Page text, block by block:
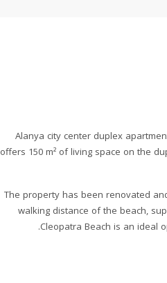
Alanya city center duplex
offers 150 m² of living space on the
The property has been renovated
walking distance of the beach,
Cleopatra Beach is an ideal